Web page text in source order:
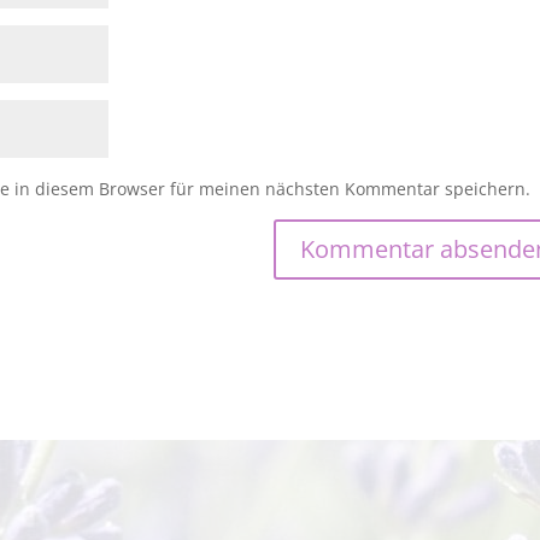
in diesem Browser für meinen nächsten Kommentar speichern.